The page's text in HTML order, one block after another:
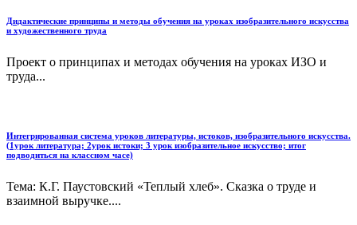
Дидактические принципы и методы обучения на уроках изобразительного искусства
и художественного труда
Проект о принципах и методах обучения на уроках ИЗО и
труда...
Интегрированная система уроков литературы, истоков, изобразительного искусства.
(1урок литература; 2урок истоки; 3 урок изобразительное искусство; итог
подводиться на классном часе)
Тема: К.Г. Паустовский «Теплый хлеб». Сказка о труде и
взаимной выручке....